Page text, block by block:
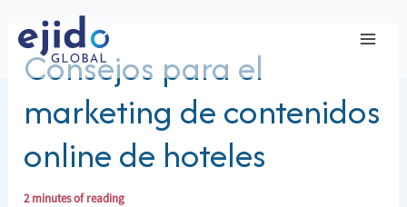
contenido
Consejos para el
marketing de contenidos
online de hoteles
2 minutes of reading